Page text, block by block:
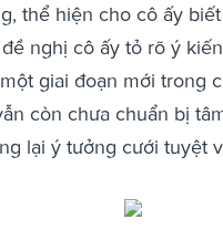
thể hiện cho cô ấy
nghị cô ấy tỏ rõ ý
giai đoạn mới trong
còn chưa chuẩn bị
lại ý tưởng cưới tuyệt